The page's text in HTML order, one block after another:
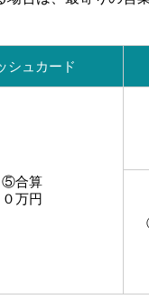
シュカード
合算
０万円